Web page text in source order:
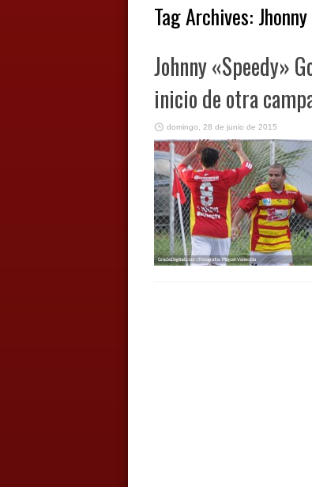
Tag Archives:
Johnny «Speedy»
inicio de otra
domingo, 28 de junio de 2015